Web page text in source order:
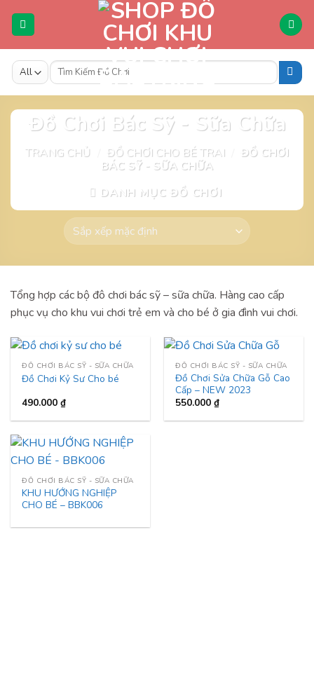
Tìm
kiếm:
Đồ Chơi Bác Sỹ - Sữa Chữa
TRANG CHỦ ĐỒ CHƠI CHO BÉ TRAI
ĐỒ CHƠI
BÁC SỸ - SỮA CHỮA
DANH MỤC ĐỒ CHƠI
Tổng hợp các bộ đô chơi bác sỹ – sữa chữa. Hàng cao cấp
phục vụ cho khu vui chơi trẻ em và cho bé ở gia đình vui chơi.
ĐỒ CHƠI BÁC SỸ - SỮA CHỮA
Đồ Chơi Kỷ Sư Cho bé
490.000₫
ĐỒ CHƠI BÁC SỸ - SỮA CHỮA
Đồ Chơi Sửa Chữa Gỗ Cao
Cấp – NEW 2023
550.000₫
ĐỒ CHƠI BÁC SỸ - SỮA CHỮA
KHU HƯỚNG NGHIỆP
CHO BÉ – BBK006